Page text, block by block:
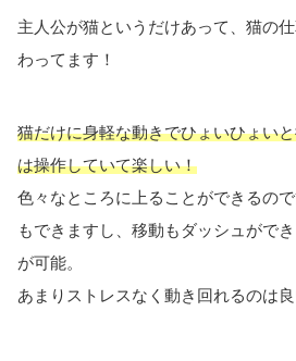
主人公が猫というだけあって、猫の
わってます！
猫だけに身軽な動きでひょいひょい
は操作していて楽しい！
色々なところに上ることができるの
もできますし、移動もダッシュがで
が可能。
あまりストレスなく動き回れるのは